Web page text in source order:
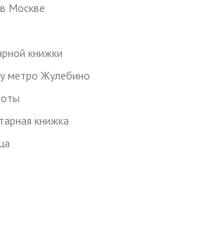
Москве
книжки
метро Жулебино
книжка